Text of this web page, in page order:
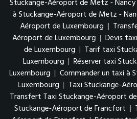
Stuckange-Aéroport de Metz - Nancy
à Stuckange-Aéroport de Metz -
Aéroport de Luxembourg |
Aéroport de Luxembourg | Devis
de Luxembourg | Tarif taxi
Luxembourg | Réserver taxi
Luxembourg | Commander un taxi à
Luxembourg | Taxi Stuckange-
Transfert Taxi Stuckange-Aéroport
Stuckange-Aéroport de Francfort |